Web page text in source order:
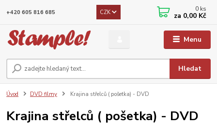
Menu
CZK
Hledat
+420 605 816 685 0 ks
za 0,00 Kč
Úvod DVD filmy Krajina střelců ( pošetka) - DVD
Krajina střelců ( pošetka) - DVD